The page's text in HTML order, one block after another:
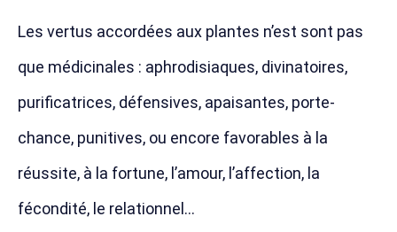
Les vertus accordées aux plantes n’est sont pas
que médicinales : aphrodisiaques, divinatoires,
purificatrices, défensives, apaisantes, porte-
chance, punitives, ou encore favorables à la
réussite, à la fortune, l’amour, l’affection, la
fécondité, le relationnel…